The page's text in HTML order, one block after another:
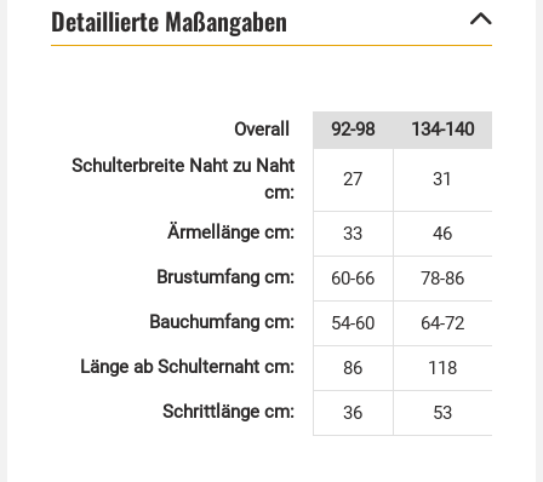
bedeckt den ganzen Kopf und die Augenlöcher sind
mit Netzstoff bedeckt. So kann man gut heraus sehen,
In diesem Kinderkostüm schlüpft man in die Rolle des
sehr beliebten Spider-Man, der genau wie Iron Man und
Captain America zu den beliebtesten Marvel Avengers
Superhelden zählt.
Detaillierte Maßangaben
Overall 92-98
134-140
Schulterbreite Naht zu Naht
cm:
27 31
Ärmellänge cm: 33
46
Brustumfang cm:
60-66
78-86
Bauchumfang cm:
54-60
64-72
Länge ab Schulternaht cm:
86
118
Schrittlänge cm:
36 53